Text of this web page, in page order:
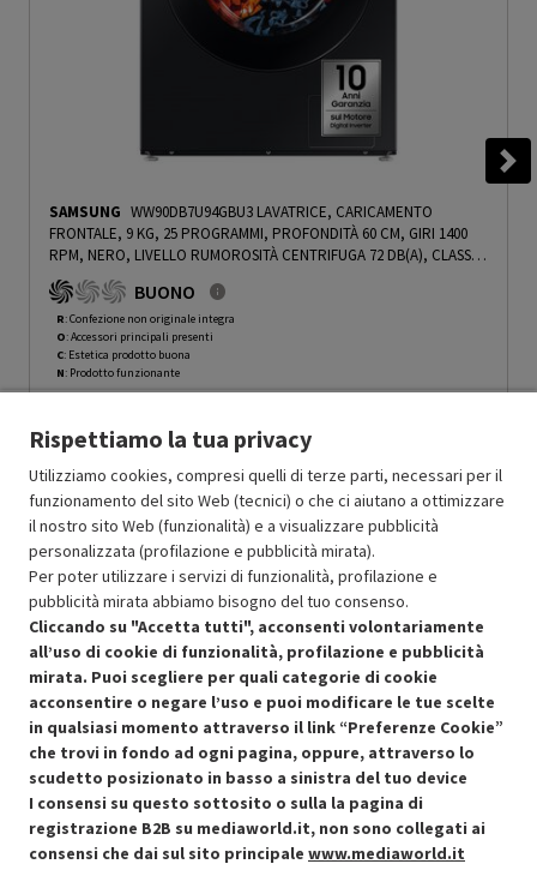
SAMSUNG WW90DB7U94GBU3 LAVATRICE, CARICAMENTO
FRONTALE, 9 KG, 25 PROGRAMMI, PROFONDITÀ 60 CM, GIRI 1400
RPM, NERO, LIVELLO RUMOROSITÀ CENTRIFUGA 72 DB(A), CLASSE
A - PRMG GRADING ROCN - 14.99%
BUONO
R: Confezione non originale integra
O: Accessori principali presenti
C: Estetica prodotto buona
N: Prodotto funzionante
Ricondizionato Prezzo ridotto da
424.15 a-30%
In Promozione 296.90
Aggiungi al carrello
OFFERTE IMPERDIBILI
Risparmio garantito rispetto al corrispondente prodotto nuovo.
Condizioni generali di vendita Recedere dal contratto qui
Rispettiamo la tua privacy
Utilizziamo cookies, compresi quelli di terze parti, necessari per il
funzionamento del sito Web (tecnici) o che ci aiutano a ottimizzare
il nostro sito Web (funzionalità) e a visualizzare pubblicità
personalizzata (profilazione e pubblicità mirata).
Per poter utilizzare i servizi di funzionalità, profilazione e
pubblicità mirata abbiamo bisogno del tuo consenso.
Cliccando su "Accetta tutti", acconsenti volontariamente
all’uso di cookie di funzionalità, profilazione e pubblicità
mirata. Puoi scegliere per quali categorie di cookie
acconsentire o negare l’uso e puoi modificare le tue scelte
in qualsiasi momento attraverso il link “Preferenze Cookie”
che trovi in fondo ad ogni pagina, oppure, attraverso lo
scudetto posizionato in basso a sinistra del tuo device
I consensi su questo sottosito o sulla la pagina di
registrazione B2B su mediaworld.it, non sono collegati ai
consensi che dai sul sito principale www.mediaworld.it